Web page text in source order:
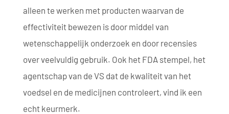
alleen te werken met producten waarvan de
effectiviteit bewezen is door middel van
wetenschappelijk onderzoek en door recensies
over veelvuldig gebruik. Ook het FDA stempel, het
agentschap van de VS dat de kwaliteit van het
voedsel en de medicijnen controleert, vind ik een
echt keurmerk.